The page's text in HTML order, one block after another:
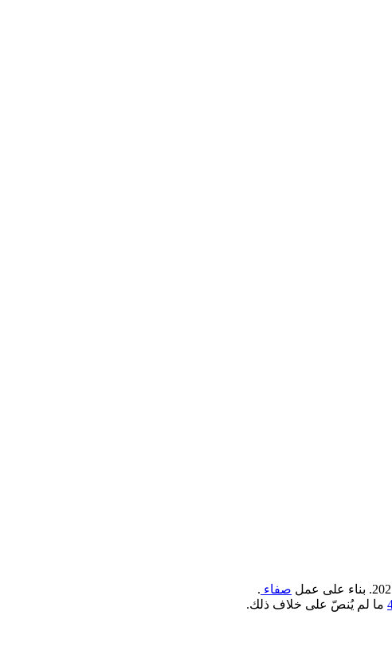
صفاء .
ما لم يُنصّ على خلاف ذلك.